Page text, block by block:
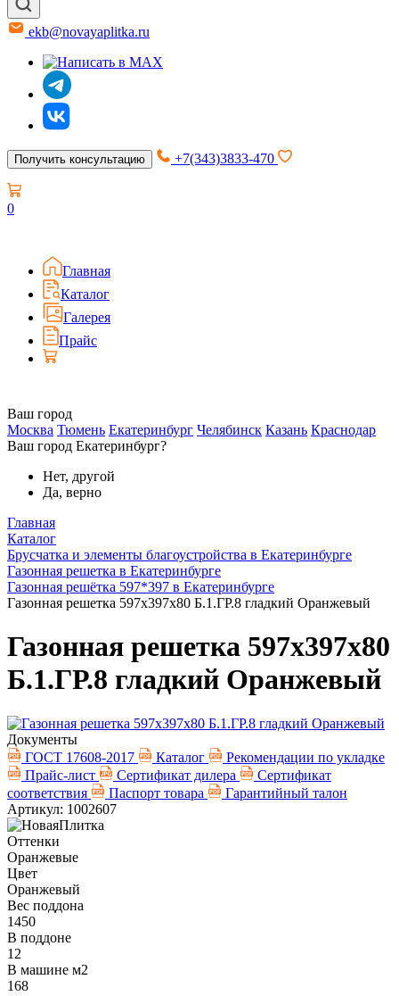
ekb@novayaplitka.ru
Получить консультацию +7(343)3833-470
0
Главная
Каталог
Галерея
Прайс
Ваш город
Москва Тюмень Екатеринбург Челябинск Казань Краснодар
Ваш город Екатеринбург?
Нет, другой
Да, верно
Главная
Каталог
Брусчатка и элементы благоустройства в Екатеринбурге
Газонная решетка в Екатеринбурге
Газонная решётка 597*397 в Екатеринбурге
Газонная решетка 597х397х80 Б.1.ГР.8 гладкий Оранжевый
Газонная решетка 597х397х80
Б.1.ГР.8 гладкий Оранжевый
Документы
ГОСТ 17608-2017
Каталог
Рекомендации по укладке
Прайс-лист
Сертификат дилера
Сертификат
соответствия
Паспорт товара
Гарантийный талон
Артикул: 1002607
Оттенки
Оранжевые
Цвет
Оранжевый
Вес поддона
1450
В поддоне
12
В машине м2
168